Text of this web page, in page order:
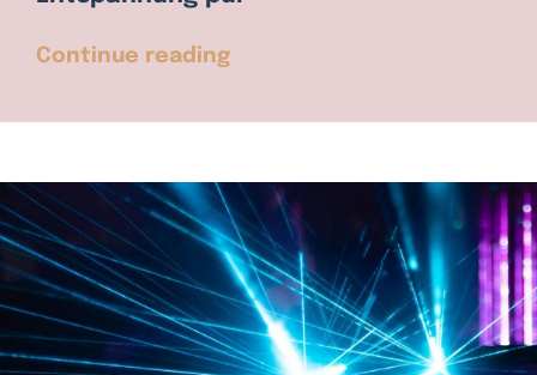
Continue reading